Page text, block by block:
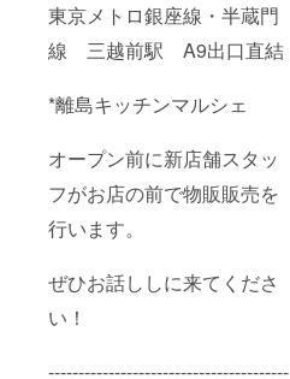
東京メトロ銀座線・半蔵門
線 三越前駅 A9出口直結
*離島キッチンマルシェ
オープン前に新店舗スタッ
フがお店の前で物販販売を
行います。
ぜひお話ししに来てくださ
い！
----------------------------------------